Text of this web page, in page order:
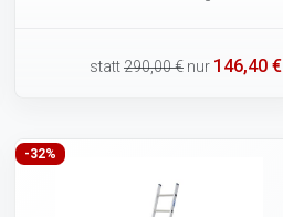
statt290,00 € nur 146,40 €
-32%